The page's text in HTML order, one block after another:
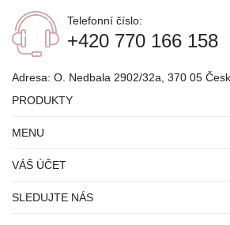
Telefonní číslo:
+420 770 166 158
Adresa: O. Nedbala 2902/32a, 370 05
PRODUKTY
MENU
VÁŠ ÚČET
SLEDUJTE NÁS